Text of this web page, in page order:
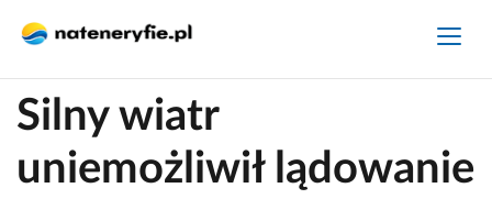
Silny wiatr
uniemożliwił lądowanie